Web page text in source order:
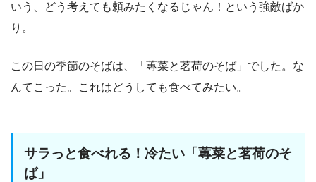
いう、どう考えても頼みたくなるじゃん！という強敵ばか
り。
この日の季節のそばは、「蓴菜と茗荷のそば」でした。な
んてこった。これはどうしても食べてみたい。
サラっと食べれる！冷たい「蓴菜と茗荷のそ
ば」